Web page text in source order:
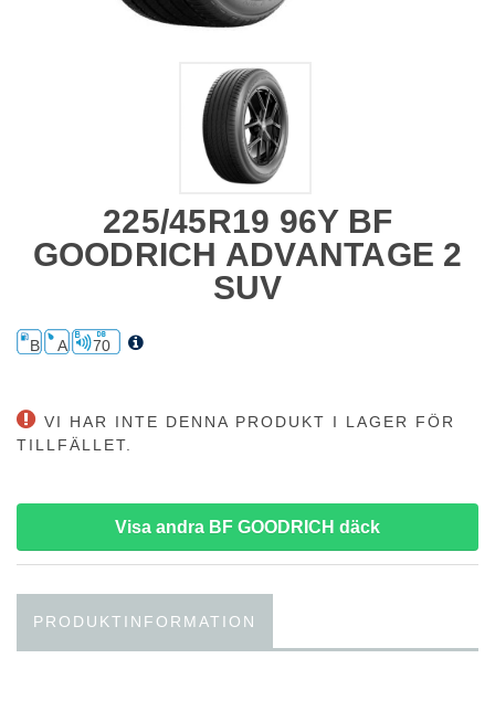
225/45R19 96Y BF
GOODRICH ADVANTAGE 2
SUV
B A 70
VI HAR INTE DENNA PRODUKT I LAGER FÖR
TILLFÄLLET.
Visa andra BF GOODRICH däck
PRODUKTINFORMATION